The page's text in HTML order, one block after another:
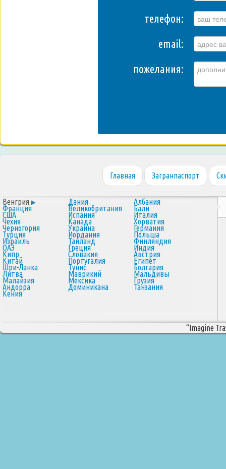
телефон:
email:
пожелания:
Главная Загранпаспорт
Венгрия Дания Албания
Франция Великобритания Бали
США Испания Италия
Чехия Канада Хорватия
Черногория Украина Германия
Турция Иордания Польша
Израиль Таиланд Финляндия
ОАЭ Греция Индия
Кипр Словакия Австрия
Китай Португалия Египет
Шри-Ланка Тунис Болгария
Литва Маврикий Мальдивы
Малайзия Мексика Грузия
Андорра Доминикана Танзания
Кения
“Imagine